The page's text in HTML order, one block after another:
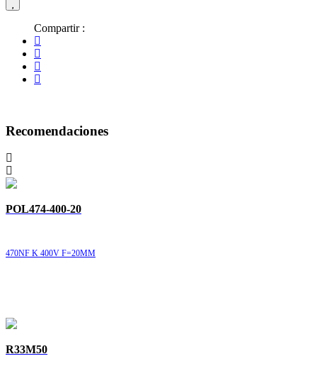
Compartir :
Recomendaciones
POL474-400-20
470NF K 400V F=20MM
R33M50